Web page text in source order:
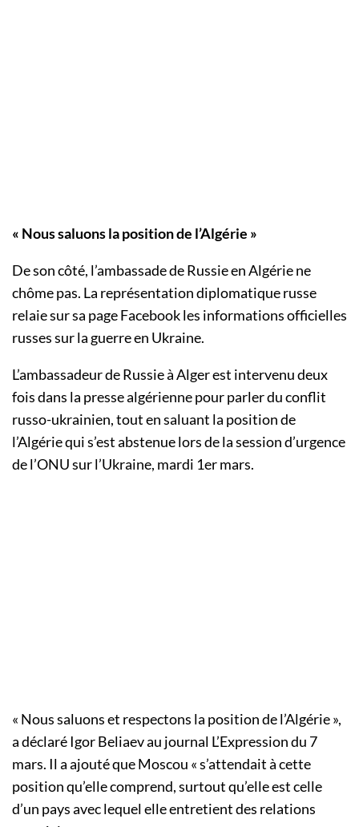
« Nous saluons la position de l’Algérie »
De son côté, l’ambassade de Russie en Algérie ne
chôme pas. La représentation diplomatique russe
relaie sur sa page Facebook les informations officielles
russes sur la guerre en Ukraine.
L’ambassadeur de Russie à Alger est intervenu deux
fois dans la presse algérienne pour parler du conflit
russo-ukrainien, tout en saluant la position de
l’Algérie qui s’est abstenue lors de la session d’urgence
de l’ONU sur l’Ukraine, mardi 1er mars.
« Nous saluons et respectons la position de l’Algérie »,
a déclaré Igor Beliaev au journal L’Expression du 7
mars. Il a ajouté que Moscou « s’attendait à cette
position qu’elle comprend, surtout qu’elle est celle
d’un pays avec lequel elle entretient des relations